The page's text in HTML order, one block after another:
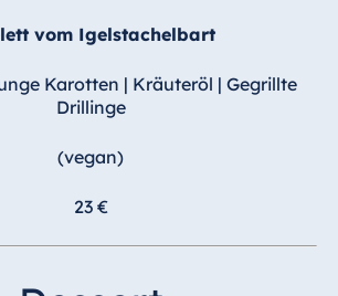
vom Igelstachelbart
Karotten | Kräuteröl | Gegrillte
Drillinge
(vegan)
23 €